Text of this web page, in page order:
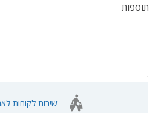
תוספות
.
שירות לקוחות